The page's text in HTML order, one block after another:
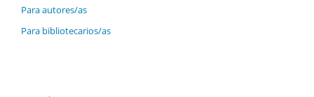
Para autores/as
Para bibliotecarios/as